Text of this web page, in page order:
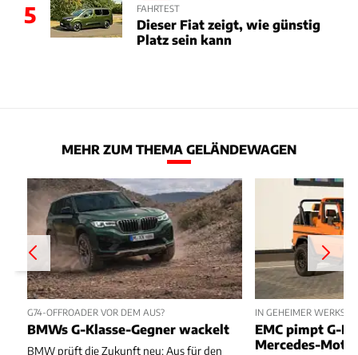
5
FAHRTEST
Dieser Fiat zeigt, wie günstig
Platz sein kann
MEHR ZUM THEMA GELÄNDEWAGEN
G74-OFFROADER VOR DEM AUS?
BMWs G-Klasse-Gegner wackelt
BMW prüft die Zukunft neu: Aus für den
IN GEHEIMER
EMC pimpt G-
Mercedes-